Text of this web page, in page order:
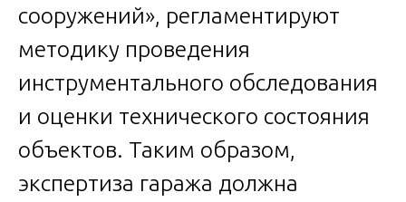
сооружений», регламентируют
методику проведения
инструментального обследования
и оценки технического состояния
объектов. Таким образом,
экспертиза гаража должна